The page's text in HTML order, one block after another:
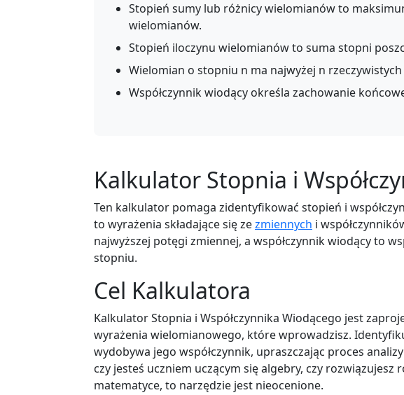
Stopień sumy lub różnicy wielomianów to
wielomianów.
Stopień iloczynu wielomianów to suma stopni
Wielomian o stopniu n ma najwyżej n
Współczynnik wiodący określa zachowanie
Kalkulator Stopnia i
Ten kalkulator pomaga zidentyfikować stopień i
to wyrażenia składające się zezmiennych i
najwyższej potęgi zmiennej, a współczynnik wiodący to
stopniu.
Cel Kalkulatora
Kalkulator Stopnia i Współczynnika Wiodącego jest
wyrażenia wielomianowego, które wprowadzisz.
wydobywa jego współczynnik, upraszczając proces
czy jesteś uczniem uczącym się algebry, czy rozwiązujesz
matematyce, to narzędzie jest nieocenione.